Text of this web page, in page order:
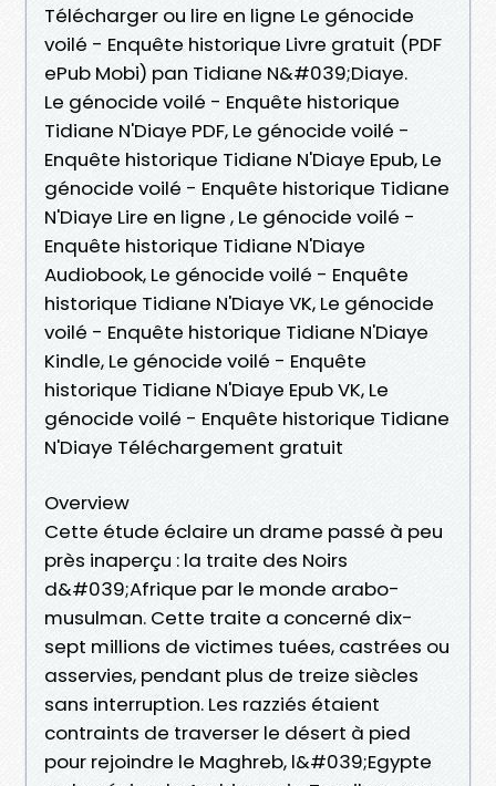
Télécharger ou lire en ligne Le génocide
voilé - Enquête historique Livre gratuit (PDF
ePub Mobi) pan Tidiane N&#039;Diaye.
Le génocide voilé - Enquête historique
Tidiane N'Diaye PDF, Le génocide voilé -
Enquête historique Tidiane N'Diaye Epub, Le
génocide voilé - Enquête historique Tidiane
N'Diaye Lire en ligne , Le génocide voilé -
Enquête historique Tidiane N'Diaye
Audiobook, Le génocide voilé - Enquête
historique Tidiane N'Diaye VK, Le génocide
voilé - Enquête historique Tidiane N'Diaye
Kindle, Le génocide voilé - Enquête
historique Tidiane N'Diaye Epub VK, Le
génocide voilé - Enquête historique Tidiane
N'Diaye Téléchargement gratuit
Overview
Cette étude éclaire un drame passé à peu
près inaperçu : la traite des Noirs
d&#039;Afrique par le monde arabo-
musulman. Cette traite a concerné dix-
sept millions de victimes tuées, castrées ou
asservies, pendant plus de treize siècles
sans interruption. Les razziés étaient
contraints de traverser le désert à pied
pour rejoindre le Maghreb, l&#039;Egypte